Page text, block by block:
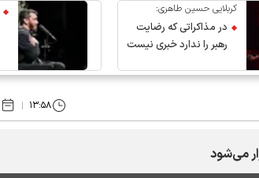
کربلایی حسین طاهری:
در مذاکراتی که رضایت
رهبر را ندارد خبری نیست
۱۳:۵۸
می‌شود